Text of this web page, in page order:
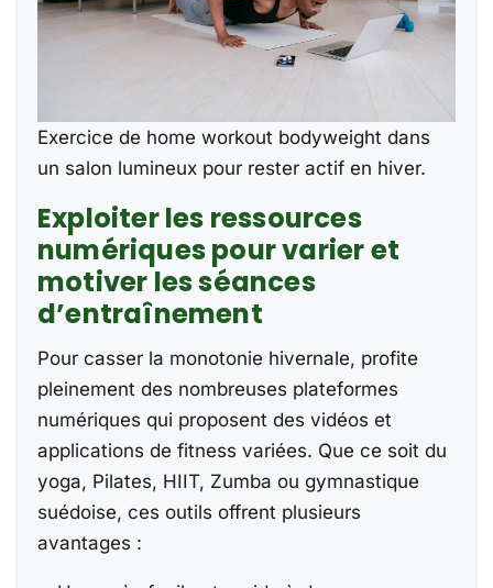
Exercice de home workout bodyweight dans
un salon lumineux pour rester actif en hiver.
Exploiter les ressources
numériques pour varier et
motiver les séances
d’entraînement
Pour casser la monotonie hivernale, profite
pleinement des nombreuses plateformes
numériques qui proposent des vidéos et
applications de fitness variées. Que ce soit du
yoga, Pilates, HIIT, Zumba ou gymnastique
suédoise, ces outils offrent plusieurs
avantages :